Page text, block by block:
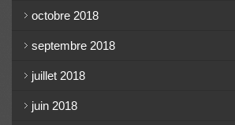
octobre 2018
septembre 2018
juillet 2018
juin 2018